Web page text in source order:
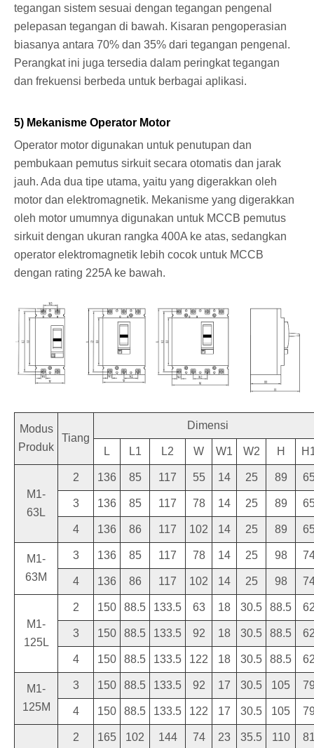
tegangan sistem sesuai dengan tegangan pengenal
pelepasan tegangan di bawah. Kisaran pengoperasian
biasanya antara 70% dan 35% dari tegangan pengenal.
Perangkat ini juga tersedia dalam peringkat tegangan
dan frekuensi berbeda untuk berbagai aplikasi.
5) Mekanisme Operator Motor
Operator motor digunakan untuk penutupan dan
pembukaan pemutus sirkuit secara otomatis dan jarak
jauh. Ada dua tipe utama, yaitu yang digerakkan oleh
motor dan elektromagnetik. Mekanisme yang digerakkan
oleh motor umumnya digunakan untuk MCCB pemutus
sirkuit dengan ukuran rangka 400A ke atas, sedangkan
operator elektromagnetik lebih cocok untuk MCCB
dengan rating 225A ke bawah.
Modus
Produk
Tiang
Dimensi
L L1 L2 W W1 W2 H
M1-
63L
2 136 85 117 55 14 25 89
3 136 85 117 78 14 25 89
4 136 86 117 102 14 25 89
M1-
63M
3 136 85 117 78 14 25 98
4 136 86 117 102 14 25 98
M1-
125L
2 150 88.5 133.5 63 18 30.5 88.5
3 150 88.5 133.5 92 18 30.5 88.5
4 150 88.5 133.5 122 18 30.5 88.5
M1-
125M
3 150 88.5 133.5 92 17 30.5 105
4 150 88.5 133.5 122 17 30.5 105
2 165 102 144 74 23 35.5 110